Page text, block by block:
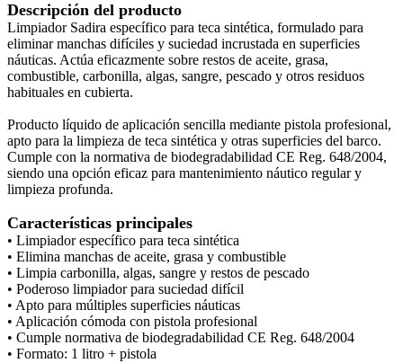
Descripción del producto
Limpiador Sadira específico para teca sintética, formulado para
eliminar manchas difíciles y suciedad incrustada en superficies
náuticas. Actúa eficazmente sobre restos de aceite, grasa,
combustible, carbonilla, algas, sangre, pescado y otros residuos
habituales en cubierta.
Producto líquido de aplicación sencilla mediante pistola profesional,
apto para la limpieza de teca sintética y otras superficies del barco.
Cumple con la normativa de biodegradabilidad CE Reg. 648/2004,
siendo una opción eficaz para mantenimiento náutico regular y
limpieza profunda.
Características principales
• Limpiador específico para teca sintética
• Elimina manchas de aceite, grasa y combustible
• Limpia carbonilla, algas, sangre y restos de pescado
• Poderoso limpiador para suciedad difícil
• Apto para múltiples superficies náuticas
• Aplicación cómoda con pistola profesional
• Cumple normativa de biodegradabilidad CE Reg. 648/2004
• Formato: 1 litro + pistola